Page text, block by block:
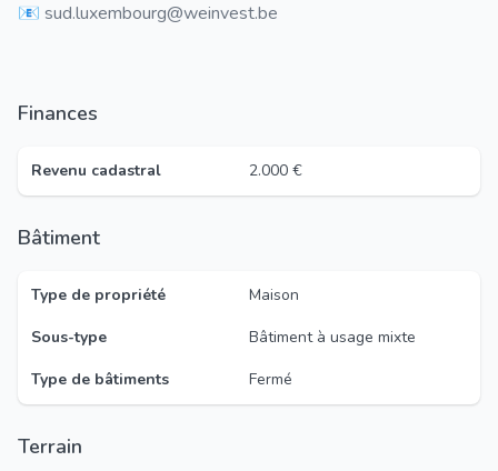
📧 sud.luxembourg@weinvest.be
Finances
Revenu cadastral 2.000 €
Bâtiment
Type de propriété
Maison
Sous-type
Bâtiment à usage mixte
Type de bâtiments
Fermé
Terrain